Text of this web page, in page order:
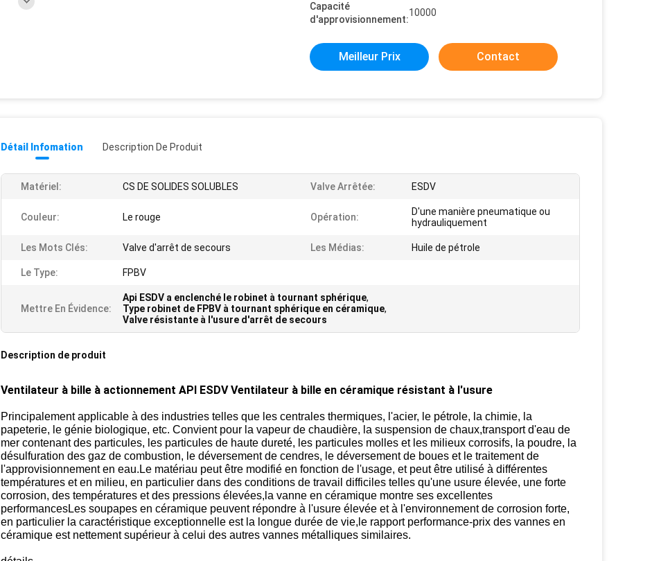
Capacité
d'approvisionnement:
10000
Meilleur Prix Contact
Détail Infomation Description De Produit
Matériel: CS DE SOLIDES SOLUBLES Valve Arrêtée: ESDV
Couleur: Le rouge Opération:
D'une manière pneumatique ou
hydrauliquement
Les Mots Clés: Valve d'arrêt de secours Les Médias: Huile de pétrole
Le Type: FPBV
Mettre En Évidence:
Api ESDV a enclenché le robinet à tournant sphérique,
Type robinet de FPBV à tournant sphérique en céramique,
Valve résistante à l'usure d'arrêt de secours
Description de produit
Ventilateur à bille à actionnement API ESDV Ventilateur à bille en céramique résistant à l'usure
Principalement applicable à des industries telles que les centrales thermiques, l'acier, le pétrole, la chimie, la
papeterie, le génie biologique, etc. Convient pour la vapeur de chaudière, la suspension de chaux,transport d'eau de
mer contenant des particules, les particules de haute dureté, les particules molles et les milieux corrosifs, la poudre, la
désulfuration des gaz de combustion, le déversement de cendres, le déversement de boues et le traitement de
l'approvisionnement en eau.Le matériau peut être modifié en fonction de l'usage, et peut être utilisé à différentes
températures et en milieu, en particulier dans des conditions de travail difficiles telles qu'une usure élevée, une forte
corrosion, des températures et des pressions élevées,la vanne en céramique montre ses excellentes
performancesLes soupapes en céramique peuvent répondre à l'usure élevée et à l'environnement de corrosion forte,
en particulier la caractéristique exceptionnelle est la longue durée de vie,le rapport performance-prix des vannes en
céramique est nettement supérieur à celui des autres vannes métalliques similaires.